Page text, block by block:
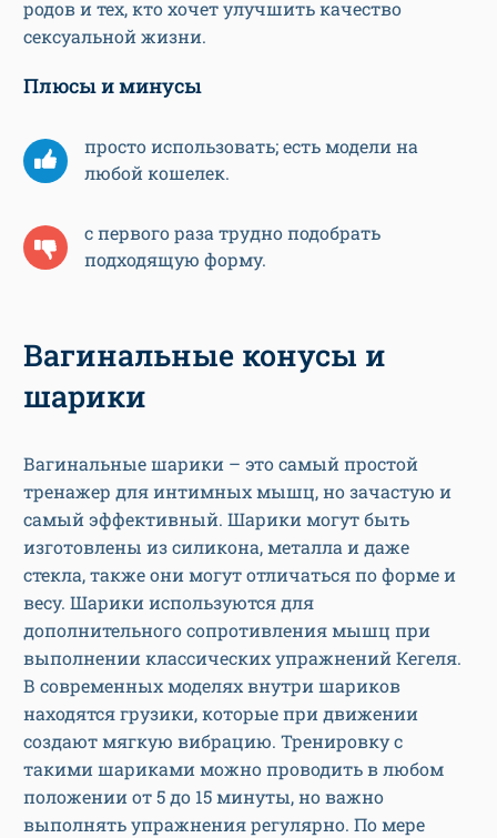
родов и тех, кто хочет улучшить качество
сексуальной жизни.
Плюсы и минусы
просто использовать; есть модели на
любой кошелек.
с первого раза трудно подобрать
подходящую форму.
Вагинальные конусы и
шарики
Вагинальные шарики – это самый простой
тренажер для интимных мышц, но зачастую и
самый эффективный. Шарики могут быть
изготовлены из силикона, металла и даже
стекла, также они могут отличаться по форме и
весу. Шарики используются для
дополнительного сопротивления мышц при
выполнении классических упражнений Кегеля.
В современных моделях внутри шариков
находятся грузики, которые при движении
создают мягкую вибрацию. Тренировку с
такими шариками можно проводить в любом
положении от 5 до 15 минуты, но важно
выполнять упражнения регулярно. По мере